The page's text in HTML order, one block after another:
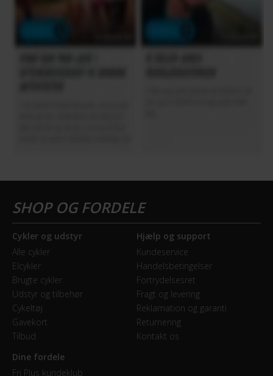
Cykler og udstyr
Alle cykler
Elcykler
Brugte cykler
Udstyr og tilbehør
Cykeltøj
Gavekort
Tilbud
Hjælp og support
Kundeservice
Handelsbetingelser
Fortrydelsesret
Fragt og levering
Reklamation og garanti
Returnering
Kontakt os
Dine fordele
Fri Plus kundeklub